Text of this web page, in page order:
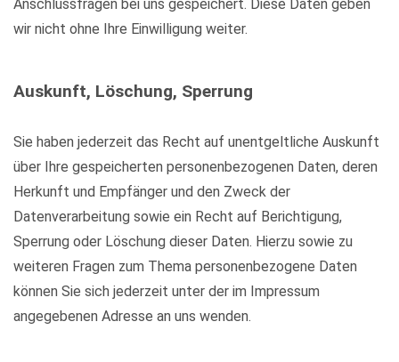
Anschlussfragen bei uns gespeichert. Diese Daten geben
wir nicht ohne Ihre Einwilligung weiter.
Auskunft, Löschung, Sperrung
Sie haben jederzeit das Recht auf unentgeltliche Auskunft
über Ihre gespeicherten personenbezogenen Daten, deren
Herkunft und Empfänger und den Zweck der
Datenverarbeitung sowie ein Recht auf Berichtigung,
Sperrung oder Löschung dieser Daten. Hierzu sowie zu
weiteren Fragen zum Thema personenbezogene Daten
können Sie sich jederzeit unter der im Impressum
angegebenen Adresse an uns wenden.